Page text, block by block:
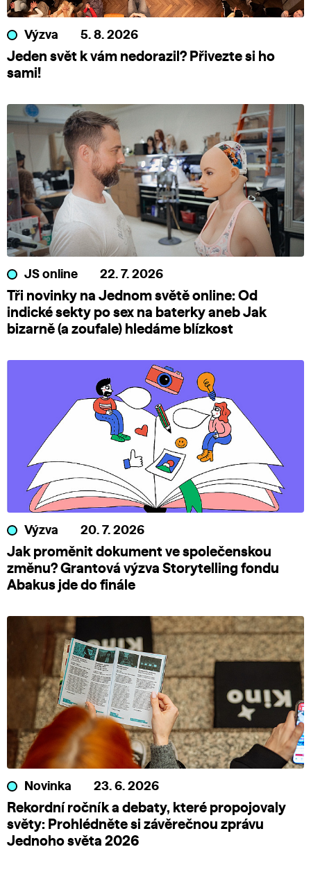
Výzva 5. 8. 2026
Jeden svět k vám nedorazil? Přivezte si ho
sami!
JS online 22. 7. 2026
Tři novinky na Jednom světě online: Od
indické sekty po sex na baterky aneb Jak
bizarně (a zoufale) hledáme blízkost
Výzva 20. 7. 2026
Jak proměnit dokument ve společenskou
změnu? Grantová výzva Storytelling fondu
Abakus jde do finále
Novinka 23. 6. 2026
Rekordní ročník a debaty, které propojovaly
světy: Prohlédněte si závěrečnou zprávu
Jednoho světa 2026